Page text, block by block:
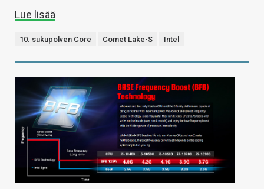
Lue lisää
10. sukupolven Core Comet Lake-S Intel